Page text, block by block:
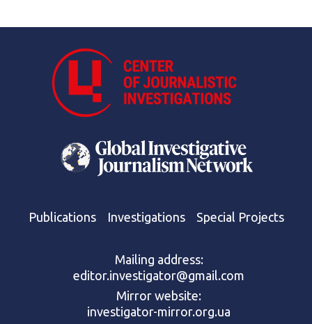
Publications Investigations Special Projects
Mailing address:
editor.investigator@gmail.com
Mirror website:
investigator-mirror.org.ua